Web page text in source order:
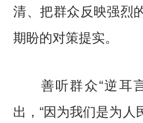
清、把群众反映强烈
期盼的对策提实。
善听群众“逆耳
出，“因为我们是为